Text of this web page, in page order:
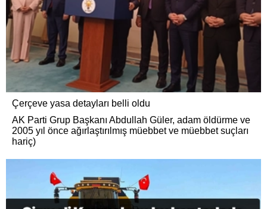
Çerçeve yasa detayları belli oldu
AK Parti Grup Başkanı Abdullah Güler, adam öldürme ve
2005 yıl önce ağırlaştırılmış müebbet ve müebbet suçları
hariç)